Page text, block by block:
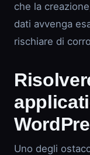
che la
dati avvenga
rischiare di
Uno degli